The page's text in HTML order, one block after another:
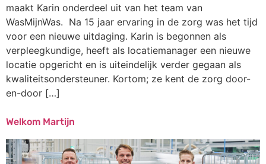
maakt Karin onderdeel uit van het team van
WasMijnWas. Na 15 jaar ervaring in de zorg was het tijd
voor een nieuwe uitdaging. Karin is begonnen als
verpleegkundige, heeft als locatiemanager een nieuwe
locatie opgericht en is uiteindelijk verder gegaan als
kwaliteitsondersteuner. Kortom; ze kent de zorg door-
en-door […]
Welkom Martijn